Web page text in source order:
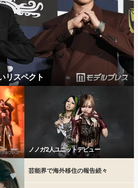
リスペクト
ノノガ2人ユニットデビュー
芸能界で海外移住の報告続々